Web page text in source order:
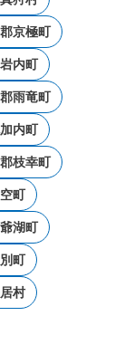
京極町
内町
雨竜町
内町
枝幸町
町
湖町
町
村